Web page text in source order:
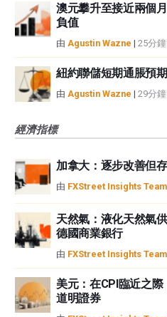
澳元攀升至接近兩個
負值
由 Agustin Wazne | 25分
紐約聯儲短期通脹預
由 Agustin Wazne | 29分
經濟指標
加拿大：逐步改善但
由 FXStreet Insights Team
天然氣：液化天然氣
德國商業銀行
由 FXStreet Insights Team
美元：在CPI臨近之
道明證券